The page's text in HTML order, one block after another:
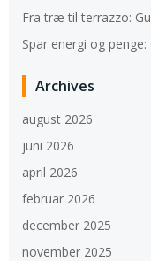
Fra træ til terrazzo:
Spar energi og
Archives
august 2026
juni 2026
april 2026
februar 2026
december 2025
november 2025